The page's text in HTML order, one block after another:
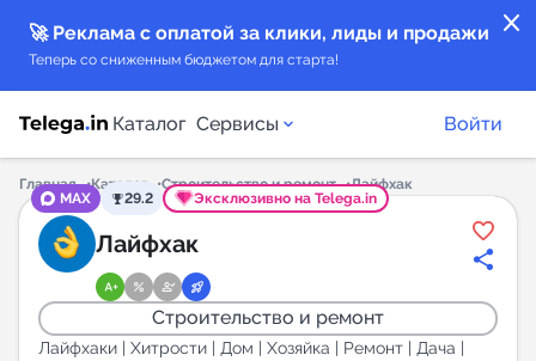
close
🚀 Реклама с оплатой за клики, лиды и продажи
Теперь со сниженным бюджетом для старта!
Каталог Сервисы
Каталог каналов
Каталог ботов
Горящие предложения
Войти
Главная Каталог Строительство и ремонт
Лайфхак
MAX
29.2 Эксклюзивно на Telega.in
Лайфхак
Строительство и ремонт
Лайфхаки | Хитрости | Дом | Хозяйка | Ремонт | Дача |